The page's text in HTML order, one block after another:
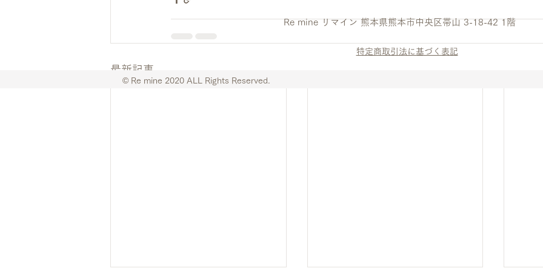
最新記事
Re mine リマイン 熊本県熊本市中央区帯山 3-18-42 1階
特定商取引法に基づく表記
© Re mine 2020 ALL Rights Reserved.